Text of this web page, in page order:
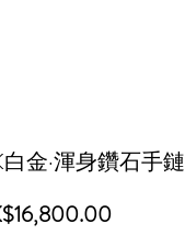
白金·渾身鑽石手鏈
價